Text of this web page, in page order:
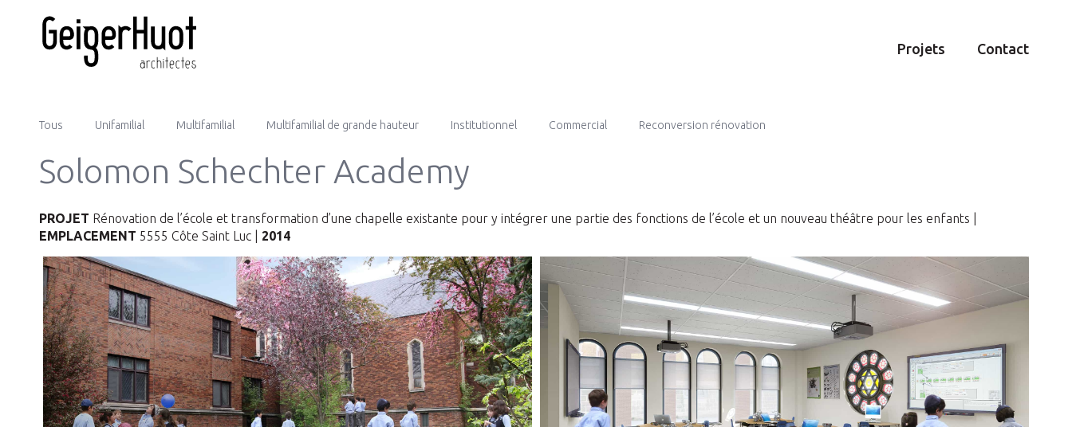
Projets Contact
Tous Unifamilial Multifamilial Multifamilial de grande hauteur Institutionnel Commercial Reconversion rénovation
Solomon Schechter Academy
PROJET Rénovation de l’école et transformation d’une chapelle existante pour y intégrer une partie des fonctions de l’école et un nouveau théâtre pour les enfants |
EMPLACEMENT 5555 Côte Saint Luc | 2014